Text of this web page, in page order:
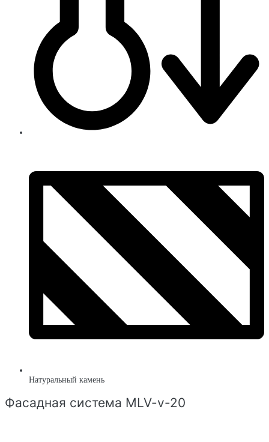
Натуральный камень
Фасадная система MLV-v-20